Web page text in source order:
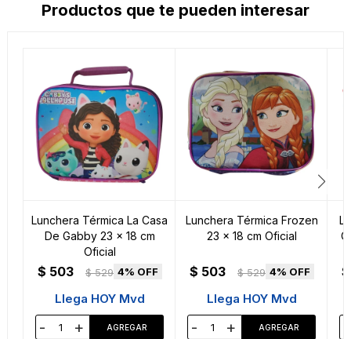
Productos que te pueden interesar
Lunchera Térmica La Casa
De Gabby 23 x 18 cm
Oficial
$ 503 $ 529 4
Llega HOY Mvd
- +
Lunchera Térmica Frozen
23 x 18 cm Oficial
$ 503 $ 529 4
Llega HOY Mvd
- +
$